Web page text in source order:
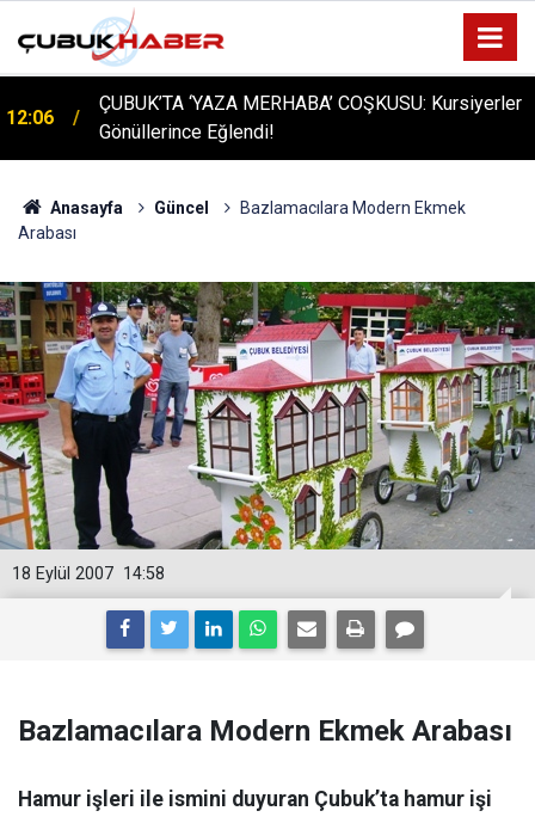
12:06
ÇUBUK’TA ‘YAZA MERHABA’ COŞKUSU: Kursiyerler
Gönüllerince Eğlendi!
Anasayfa Güncel
Bazlamacılara Modern Ekmek
Arabası
14:58
18 Eylül 2007
Bazlamacılara Modern Ekmek Arabası
Hamur işleri ile ismini duyuran Çubuk’ta hamur işi